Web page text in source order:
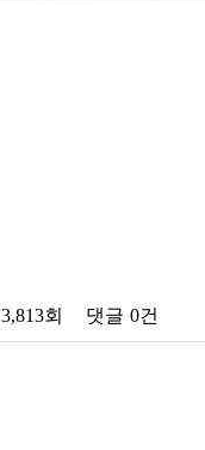
3,813회 댓글 0건